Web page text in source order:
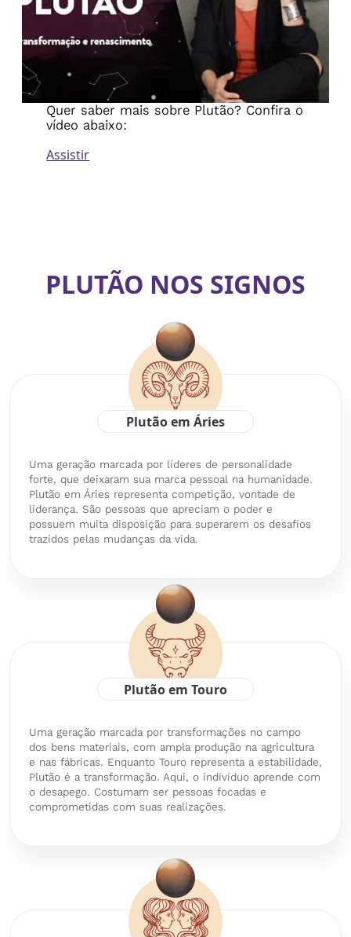
Quer saber mais sobre Plutão? Confira o
vídeo abaixo:
Assistir
PLUTÃO NOS SIGNOS
Plutão em Áries
Uma geração marcada por líderes de personalidade
forte, que deixaram sua marca pessoal na humanidade.
Plutão em Áries representa competição, vontade de
liderança. São pessoas que apreciam o poder e
possuem muita disposição para superarem os desafios
trazidos pelas mudanças da vida.
Plutão em Touro
Uma geração marcada por transformações no campo
dos bens materiais, com ampla produção na agricultura
e nas fábricas. Enquanto Touro representa a estabilidade,
Plutão é a transformação. Aqui, o indivíduo aprende com
o desapego. Costumam ser pessoas focadas e
comprometidas com suas realizações.